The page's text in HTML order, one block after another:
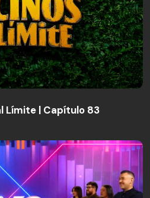
Límite | Capítulo 83